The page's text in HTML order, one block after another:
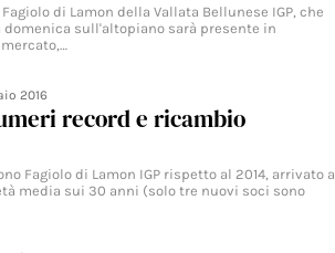
di Lamon della Vallata Bellunese IGP, che
sull'altopiano sarà presente in
2016
record e ricambio
Fagiolo di Lamon IGP rispetto al 2014, arrivato a
media sui 30 anni (solo tre nuovi soci sono